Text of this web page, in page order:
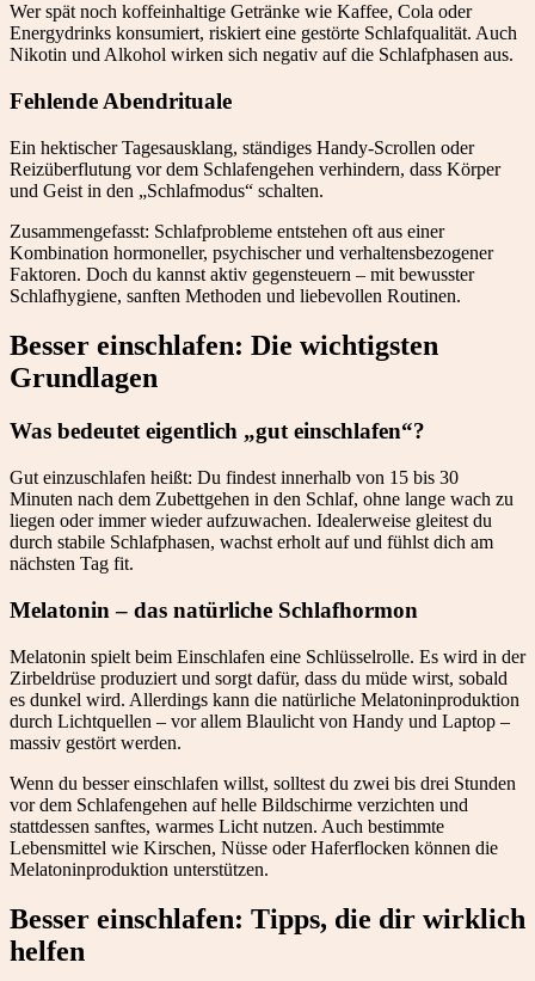
Wer spät noch koffeinhaltige Getränke wie Kaffee, Cola oder
Energydrinks konsumiert, riskiert eine gestörte Schlafqualität. Auch
Nikotin und Alkohol wirken sich negativ auf die Schlafphasen aus.
Fehlende Abendrituale
Ein hektischer Tagesausklang, ständiges Handy-Scrollen oder
Reizüberflutung vor dem Schlafengehen verhindern, dass Körper
und Geist in den „Schlafmodus“ schalten.
Zusammengefasst: Schlafprobleme entstehen oft aus einer
Kombination hormoneller, psychischer und verhaltensbezogener
Faktoren. Doch du kannst aktiv gegensteuern – mit bewusster
Schlafhygiene, sanften Methoden und liebevollen Routinen.
Besser einschlafen: Die wichtigsten
Grundlagen
Was bedeutet eigentlich „gut einschlafen“?
Gut einzuschlafen heißt: Du findest innerhalb von 15 bis 30
Minuten nach dem Zubettgehen in den Schlaf, ohne lange wach zu
liegen oder immer wieder aufzuwachen. Idealerweise gleitest du
durch stabile Schlafphasen, wachst erholt auf und fühlst dich am
nächsten Tag fit.
Melatonin – das natürliche Schlafhormon
Melatonin spielt beim Einschlafen eine Schlüsselrolle. Es wird in der
Zirbeldrüse produziert und sorgt dafür, dass du müde wirst, sobald
es dunkel wird. Allerdings kann die natürliche Melatoninproduktion
durch Lichtquellen – vor allem Blaulicht von Handy und Laptop –
massiv gestört werden.
Wenn du besser einschlafen willst, solltest du zwei bis drei Stunden
vor dem Schlafengehen auf helle Bildschirme verzichten und
stattdessen sanftes, warmes Licht nutzen. Auch bestimmte
Lebensmittel wie Kirschen, Nüsse oder Haferflocken können die
Melatoninproduktion unterstützen.
Besser einschlafen: Tipps, die dir wirklich
helfen